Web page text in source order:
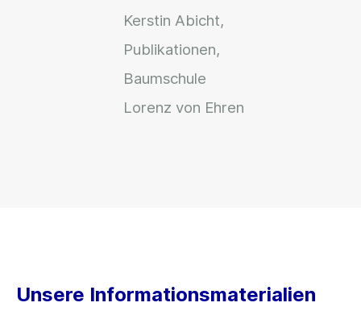
Kerstin Abicht,
Publikationen,
Baumschule
Lorenz von Ehren
Unsere Informationsmaterialien